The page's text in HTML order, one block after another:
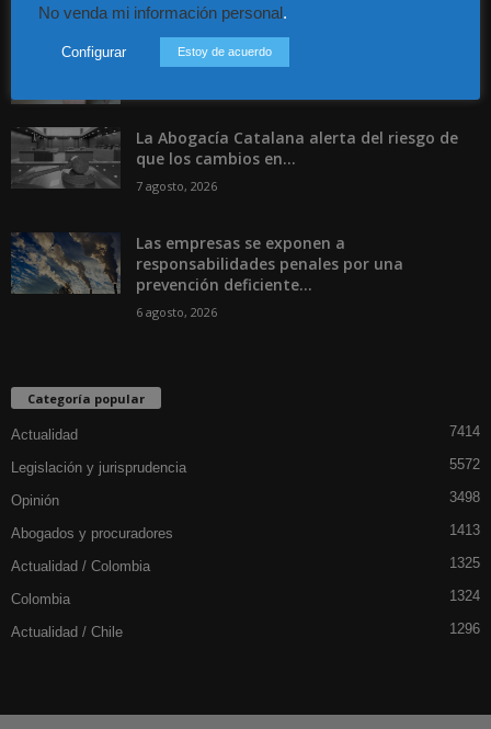
es el referente en derecho...
La Abogacía Catalana alerta del riesgo de
que los cambios en...
7 agosto, 2026
Las empresas se exponen a
responsabilidades penales por una
prevención deficiente...
6 agosto, 2026
Categoría popular
Actualidad 7414
Legislación y jurisprudencia 5572
Opinión 3498
Abogados y procuradores 1413
Actualidad / Colombia 1325
Colombia 1324
Actualidad / Chile 1296
No venda mi información personal.
Configurar Estoy de acuerdo